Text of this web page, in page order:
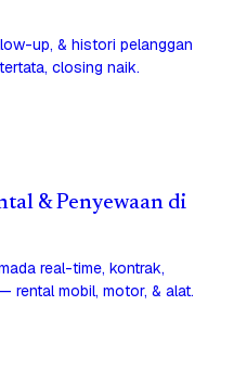
up, & histori pelanggan
closing naik.
& Penyewaan di
real-time, kontrak,
rental mobil, motor, & alat.